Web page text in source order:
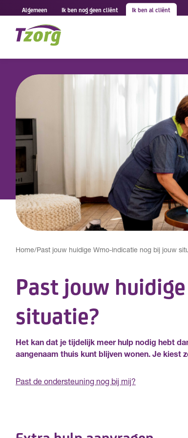
Algemeen Ik ben nog geen cliënt Ik ben al cliënt
Home/Past jouw huidige Wmo-indicatie nog bij jouw
Past jouw
situatie?
Het kan dat je tijdelijk meer hulp nodig hebt
aangenaam thuis kunt blijven wonen. Je kiest
Past de ondersteuning nog bij mij?